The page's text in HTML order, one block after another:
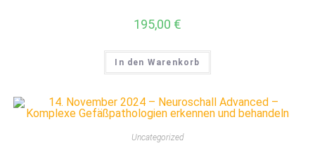
195,00 €
In den Warenkorb
Uncategorized